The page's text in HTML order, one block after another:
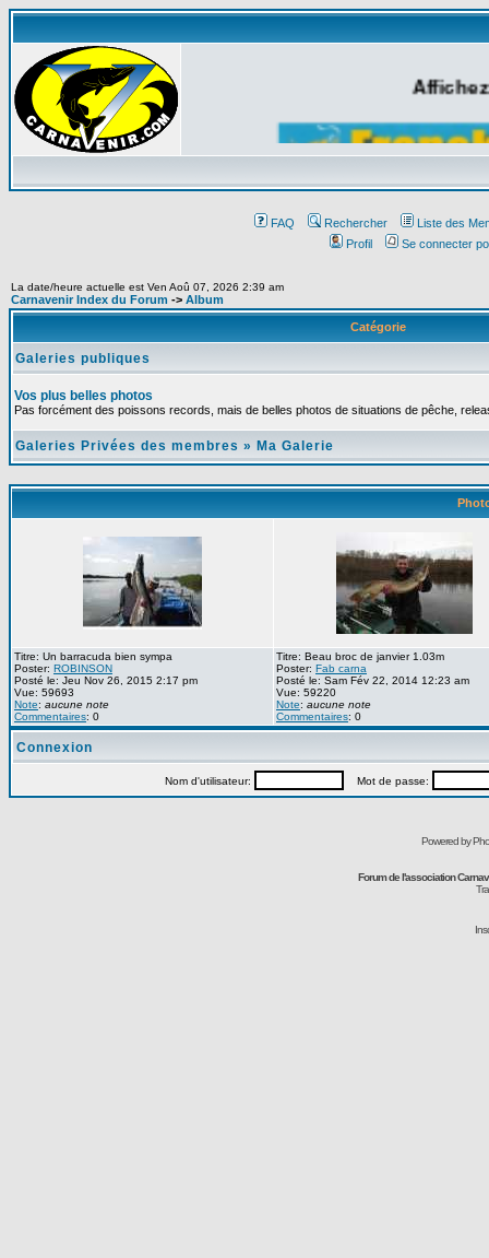
FAQ Rechercher
Liste des
Profil
Se connecter
La date/heure actuelle est Ven Aoû 07, 2026 2:39 am
Carnavenir Index du Forum -> Album
Catégorie
Galeries publiques
Vos plus belles photos
Pas forcément des poissons records, mais de belles photos de situations de pêche,
Galeries Privées des membres » Ma Galerie
Titre: Un barracuda bien sympa
Poster: ROBINSON
Posté le: Jeu Nov 26, 2015 2:17 pm
Vue: 59693
Note: aucune note
Commentaires: 0
Titre: Beau broc de janvier 1.03m
Poster: Fab carna
Posté le: Sam Fév 22, 2014 12:23 am
Vue: 59220
Note: aucune note
Commentaires: 0
Connexion
Nom d'utilisateur: Mot de passe:
Powered by
Forum de l'association